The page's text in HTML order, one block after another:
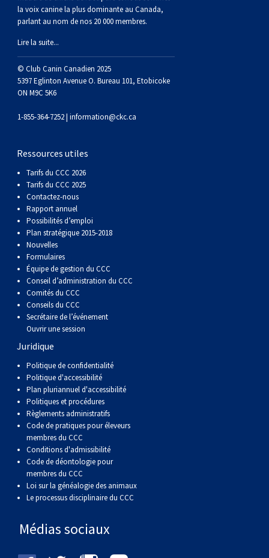
la voix canine la plus dominante au Canada,
parlant au nom de nos 20 000 membres.
Lire la suite...
© Club Canin Canadien 2025
5397 Eglinton Avenue O. Bureau 101, Etobicoke
ON M9C 5K6
1-855-364-7252 | information@ckc.ca
Ressources utiles
Tarifs du CCC 2026
Tarifs du CCC 2025
Contactez-nous
Rapport annuel
Possibilités d’emploi
Plan stratégique 2015-2018
Nouvelles
Formulaires
Équipe de gestion du CCC
Conseil d’administration du CCC
Comités du CCC
Conseils du CCC
Secrétaire de l’événement
Ouvrir une session
Juridique
Politique de confidentialité
Politique d'accessibilité
Plan pluriannuel d'accessibilité
Politiques et procédures
Règlements administratifs
Code de pratiques pour éleveurs
membres du CCC
Conditions d'admissibilité
Code de déontologie pour
membres du CCC
Loi sur la généalogie des animaux
Le processus disciplinaire du CCC
Médias sociaux